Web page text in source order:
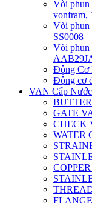
Vòi phun
vonfram,
Vòi phun
SS0008
Vòi phun
Động Cơ
Động cơ
VAN Cấp Nước
GATE
CHECK
WATER